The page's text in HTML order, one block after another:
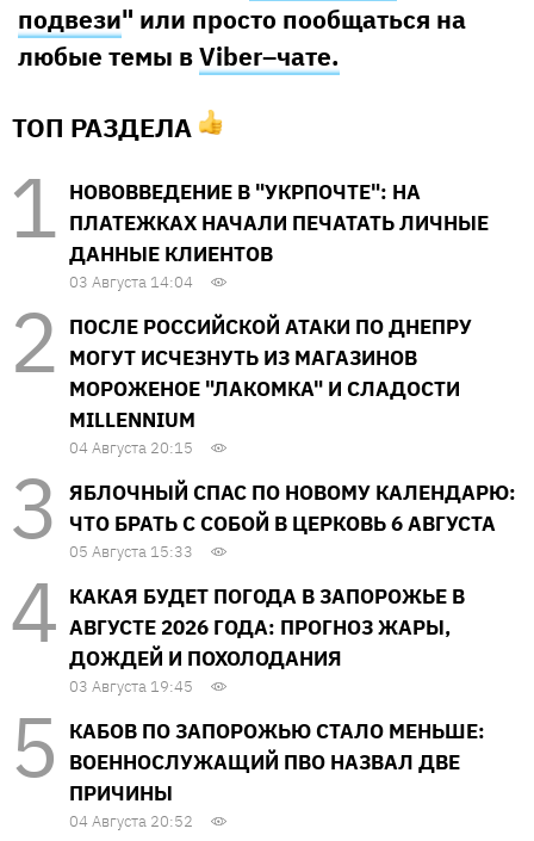
подвези" или просто пообщаться на
любые темы вViber–чате.
ТОП РАЗДЕЛА
НОВОВВЕДЕНИЕ В "УКРПОЧТЕ": НА
ПЛАТЕЖКАХ НАЧАЛИ ПЕЧАТАТЬ ЛИЧНЫЕ
ДАННЫЕ КЛИЕНТОВ
03 Августа 14:04
ПОСЛЕ РОССИЙСКОЙ АТАКИ ПО ДНЕПРУ
МОГУТ ИСЧЕЗНУТЬ ИЗ МАГАЗИНОВ
МОРОЖЕНОЕ "ЛАКОМКА" И СЛАДОСТИ
MILLENNIUM
04 Августа 20:15
ЯБЛОЧНЫЙ СПАС ПО НОВОМУ КАЛЕНДАРЮ:
ЧТО БРАТЬ С СОБОЙ В ЦЕРКОВЬ 6 АВГУСТА
05 Августа 15:33
КАКАЯ БУДЕТ ПОГОДА В ЗАПОРОЖЬЕ В
АВГУСТЕ 2026 ГОДА: ПРОГНОЗ ЖАРЫ,
ДОЖДЕЙ И ПОХОЛОДАНИЯ
03 Августа 19:45
КАБОВ ПО ЗАПОРОЖЬЮ СТАЛО МЕНЬШЕ:
ВОЕННОСЛУЖАЩИЙ ПВО НАЗВАЛ ДВЕ
ПРИЧИНЫ
04 Августа 20:52